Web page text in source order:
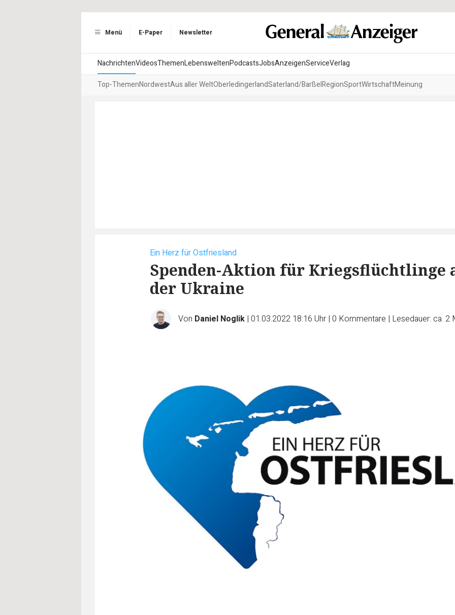
Menü E-Paper Newsletter
NachrichtenVideosThemenLebensweltenPodcastsJobsAnzeigenServiceVerlag
Top-ThemenNordwestAus aller WeltOberledingerlandSaterland/BarßelRegionSportWirtschaftMeinung
Ein Herz für Ostfriesland
Spenden-Aktion für Kriegsflüchtlinge
der Ukraine
Von Daniel Noglik | 01.03.2022 18:16 Uhr | 0 Kommentare | Lesedauer: ca. 2